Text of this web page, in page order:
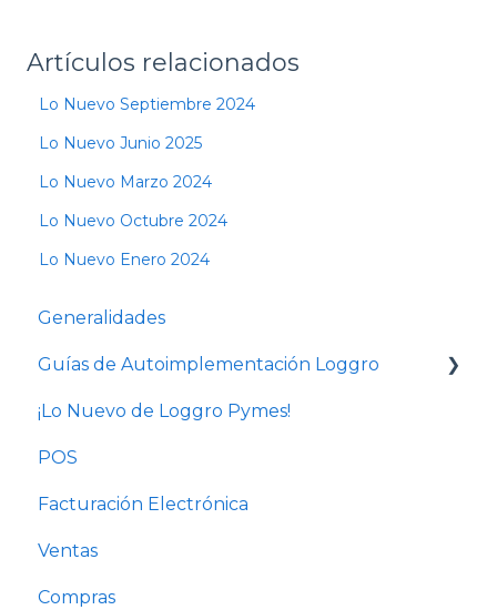
Artículos relacionados
Lo Nuevo Septiembre 2024
Lo Nuevo Junio 2025
Lo Nuevo Marzo 2024
Lo Nuevo Octubre 2024
Lo Nuevo Enero 2024
Generalidades
Guías de Autoimplementación Loggro
Plan Facturación Electrónica
Plan Básico y Estándar (sin contabilidad)
Solo Contabilidad
¡Lo Nuevo de Loggro Pymes!
POS
Facturación Electrónica
Ventas
Compras